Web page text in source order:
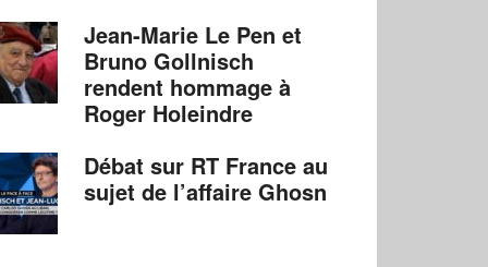
Jean-Marie Le Pen et
Bruno Gollnisch
rendent hommage à
Roger Holeindre
Débat sur RT France au
sujet de l’affaire Ghosn